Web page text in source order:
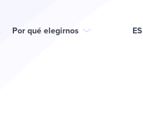
Por qué elegirnos ES